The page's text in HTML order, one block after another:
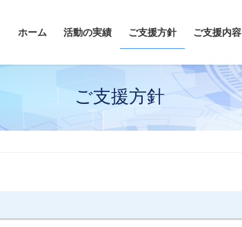
ホーム 活動の実績 ご支援方針 ご支援内容
ご支援方針